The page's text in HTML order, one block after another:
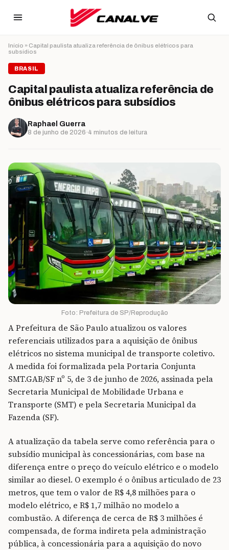
Início » Capital paulista atualiza referência de ônibus elétricos para
subsídios
BRASIL
Capital paulista atualiza referência de
ônibus elétricos para subsídios
Raphael Guerra
8 de junho de 2026·4 minutos de leitura
Foto: Prefeitura de SP/Reprodução
A Prefeitura de São Paulo atualizou os valores
referenciais utilizados para a aquisição de ônibus
elétricos no sistema municipal de transporte coletivo.
A medida foi formalizada pela Portaria Conjunta
SMT.GAB/SF nº 5, de 3 de junho de 2026, assinada pela
Secretaria Municipal de Mobilidade Urbana e
Transporte (SMT) e pela Secretaria Municipal da
Fazenda (SF).
A atualização da tabela serve como referência para o
subsídio municipal às concessionárias, com base na
diferença entre o preço do veículo elétrico e o modelo
similar ao diesel. O exemplo é o ônibus articulado de 23
metros, que tem o valor de R$ 4,8 milhões para o
modelo elétrico, e R$ 1,7 milhão no modelo a
combustão. A diferença de cerca de R$ 3 milhões é
compensada, de forma indireta pela administração
pública, à concessionária para a aquisição do novo